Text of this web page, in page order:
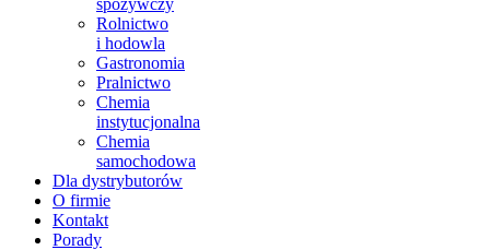
spożywczy
Rolnictwo
i hodowla
Gastronomia
Pralnictwo
Chemia
instytucjonalna
Chemia
samochodowa
Dla dystrybutorów
O firmie
Kontakt
Porady